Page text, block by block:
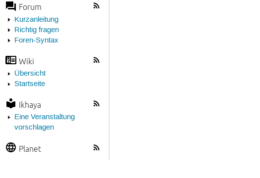
Forum
Kurzanleitung
Richtig fragen
Foren-Syntax
Wiki
Übersicht
Startseite
Ikhaya
Eine Veranstaltung
vorschlagen
Planet